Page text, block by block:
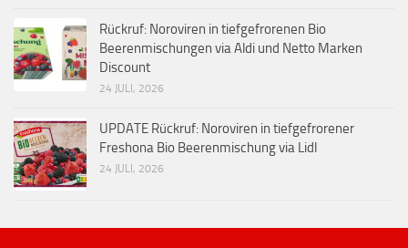
Rückruf: Noroviren in tiefgefrorenen Bio
Beerenmischungen via Aldi und Netto Marken
Discount
24 JULI, 2026
UPDATE Rückruf: Noroviren in tiefgefrorener
Freshona Bio Beerenmischung via Lidl
24 JULI, 2026